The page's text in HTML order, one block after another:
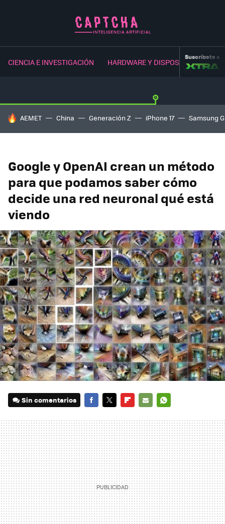
CIENCIA E INVESTIGACIÓN HARDWARE Y DISPOSITIVOSSuscríbete a
HOY SE HABLA DE
AEMET China Generación Z iPhone 17 Samsung
Google y OpenAI crean un método
para que podamos saber cómo
decide una red neuronal qué está
viendo
Sin comentarios
MAIL